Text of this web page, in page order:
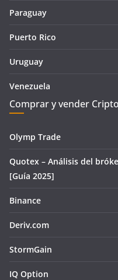
Paraguay
Puerto Rico
Uruguay
Venezuela
Comprar y vender
Olymp Trade
Quotex – Análisis del
[Guía 2025]
Binance
Deriv.com
StormGain
IQ Option